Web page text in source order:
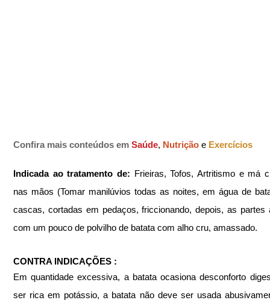
Confira mais conteúdos em Saúde, Nutrição e Exercícios
Indicada ao tratamento de: Frieiras, Tofos, Artritismo e má
nas mãos (Tomar manilúvios todas as noites, em água de
cascas, cortadas em pedaços, friccionando, depois, as partes
com um pouco de polvilho de batata com alho cru, amassado.
CONTRA INDICAÇÕES :
Em quantidade excessiva, a batata ocasiona desconforto
ser rica em potássio, a batata não deve ser usada